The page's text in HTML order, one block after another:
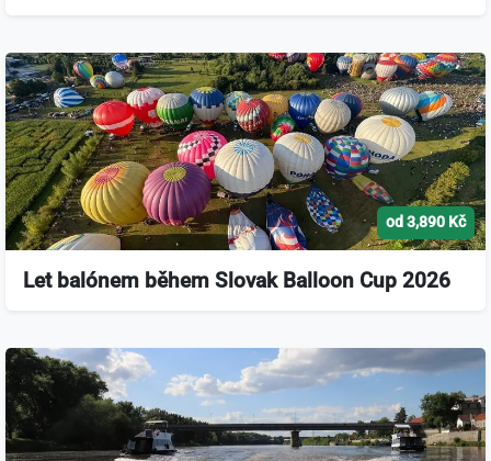
od 3,890 Kč
Let balónem během Slovak Balloon Cup 2026